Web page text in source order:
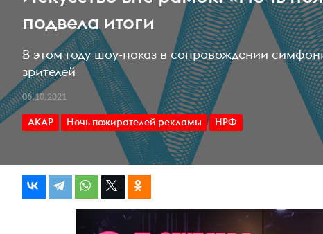
подвела итоги
В этом году шоу-показ в сопровождении
зрителей
06.10.2021
АКАР Ночь пожирателей рекламы НРФ